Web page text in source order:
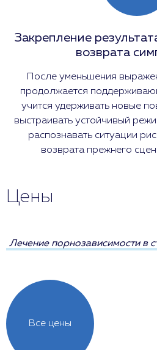
Закрепление
возврата
После уменьшения
продолжается
учится удерживать новые
выстраивать устойчивый
распознавать ситуации
возврата прежнего
Цены
Все цены
Лечение порнозависимости в